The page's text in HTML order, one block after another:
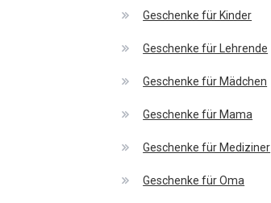
Geschenke für Kinder
Geschenke für Lehrende
Geschenke für Mädchen
Geschenke für Mama
Geschenke für Mediziner
Geschenke für Oma